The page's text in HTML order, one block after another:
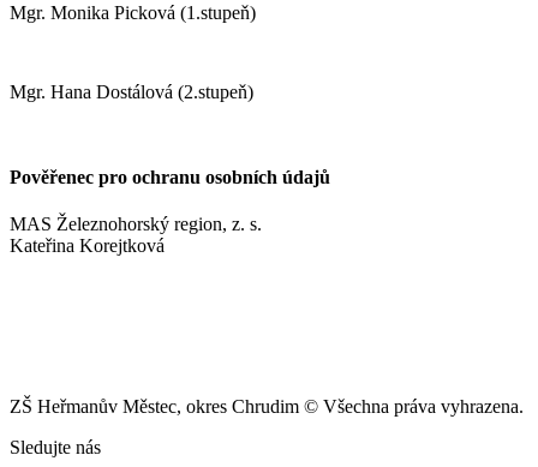
Mgr. Monika Picková (1.stupeň)
Mgr. Hana Dostálová (2.stupeň)
Pověřenec pro ochranu osobních údajů
MAS Železnohorský region, z. s.
Kateřina Korejtková
ZŠ Heřmanův Městec, okres Chrudim © Všechna práva vyhrazena.
Sledujte nás